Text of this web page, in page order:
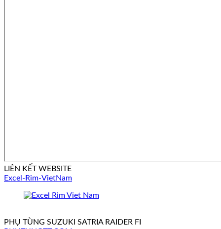
LIÊN KẾT WEBSITE
Excel-Rim-VietNam
PHỤ TÙNG SUZUKI SATRIA RAIDER FI